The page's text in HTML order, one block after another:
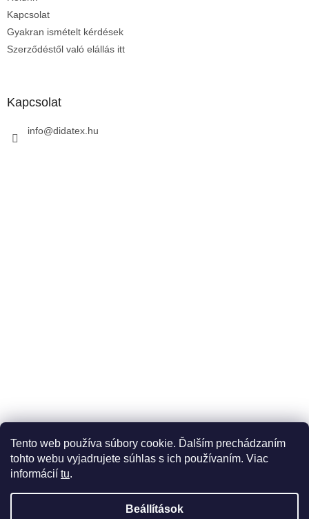
Tento web používa súbory cookie. Ďalším prechádzaním
tohto webu vyjadrujete súhlas s ich používaním. Viac
informácií tu.
Beállítások
Kapcsolat
Gyakran ismételt kérdések
Szerződéstől való elállás itt
Kapcsolat
info@didatex.hu
Adatkezelési tájékoztató
Szállítási és fizetési lehetőségek
Shoptet készítette